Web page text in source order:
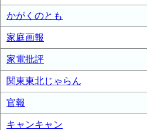
かがくのとも
家庭画報
家電批評
関東東北じゃらん
官報
キャンキャン